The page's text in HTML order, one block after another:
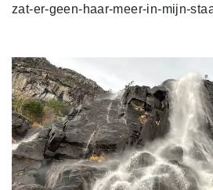
zat-er-geen-haar-meer-in-mijn-